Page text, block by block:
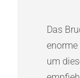
Das
um